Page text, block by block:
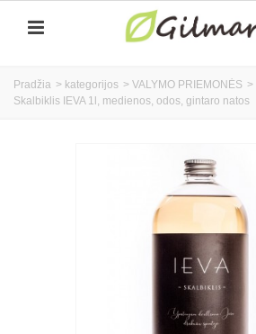
Pradžia > kategorijos > VALYMO PRIEMONĖS >
Skalbiklis IEVA 1l, medienos, odos, gintaro natos